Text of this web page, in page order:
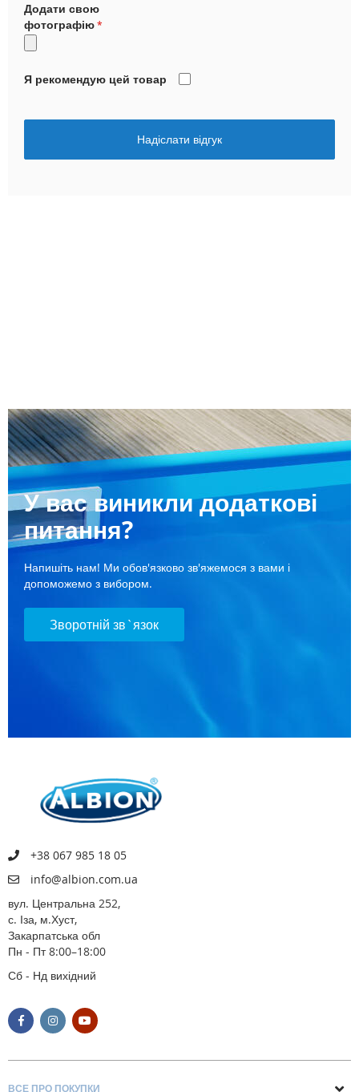
Додати свою
фотографію
Я рекомендую цей товар
Надіслати відгук
У вас виникли додаткові
питання?
Напишіть нам! Ми обов'язково зв'яжемося з вами і
допоможемо з вибором.
Зворотній зв`язок
+38 067 985 18 05
info@albion.com.ua
вул. Центральна 252,
с. Іза, м.Хуст,
Закарпатська обл
Пн - Пт 8:00–18:00
Сб - Нд вихідний
ВСЕ ПРО ПОКУПКИ